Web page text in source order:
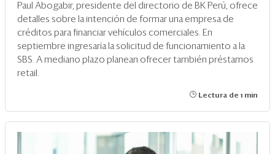
Paul Abogabir, presidente del directorio de BK Perú, ofrece
detalles sobre la intención de formar una empresa de
créditos para financiar vehículos comerciales. En
septiembre ingresaría la solicitud de funcionamiento a la
SBS. A mediano plazo planean ofrecer también préstamos
retail.
Lectura de 1 min